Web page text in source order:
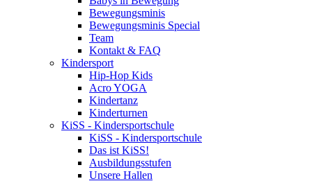
Bewegungsminis
Bewegungsminis Special
Team
Kontakt & FAQ
Kindersport
Hip-Hop Kids
Acro YOGA
Kindertanz
Kinderturnen
KiSS - Kindersportschule
KiSS - Kindersportschule
Das ist KiSS!
Ausbildungsstufen
Unsere Hallen